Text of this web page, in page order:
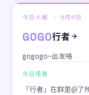
今日人格 · 8月6日
GOGO行者
gogogo~出发咯
今日场景
「行者」在群里@